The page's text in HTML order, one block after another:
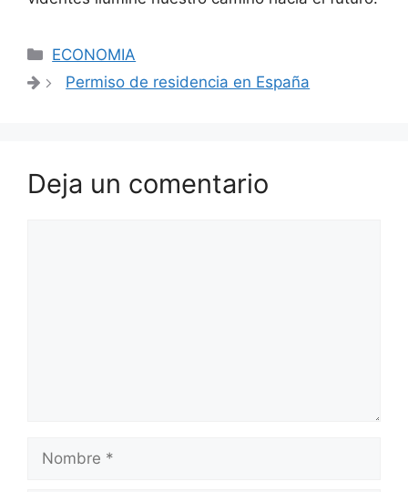
Categorías
ECONOMIA
Permiso de residencia en España
Deja un comentario